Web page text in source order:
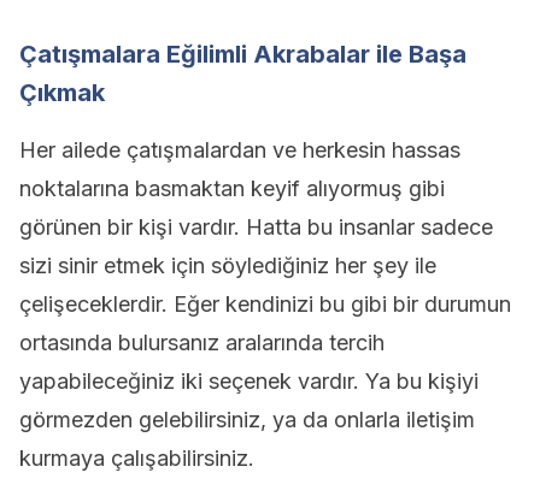
Çatışmalara Eğilimli Akrabalar ile Başa
Çıkmak
Her ailede çatışmalardan ve herkesin hassas
noktalarına basmaktan keyif alıyormuş gibi
görünen bir kişi vardır. Hatta bu insanlar sadece
sizi sinir etmek için söylediğiniz her şey ile
çelişeceklerdir. Eğer kendinizi bu gibi bir durumun
ortasında bulursanız aralarında tercih
yapabileceğiniz iki seçenek vardır. Ya bu kişiyi
görmezden gelebilirsiniz, ya da onlarla iletişim
kurmaya çalışabilirsiniz.